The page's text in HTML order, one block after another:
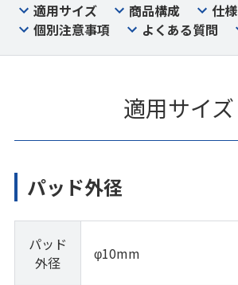
適用サイズ 商品構成 仕様
個別注意事項
よくある質問
適用サイズ
パッド外径
パッド
外径
φ10mm